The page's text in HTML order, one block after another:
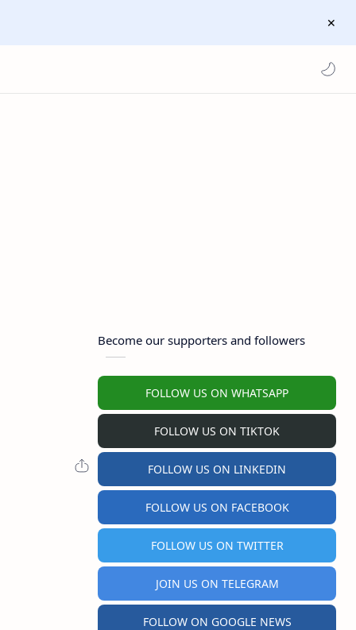
Become our supporters and followers
FOLLOW US ON WHATSAPP
FOLLOW US ON TIKTOK
FOLLOW US ON LINKEDIN
FOLLOW US ON FACEBOOK
FOLLOW US ON TWITTER
JOIN US ON TELEGRAM
FOLLOW ON GOOGLE NEWS